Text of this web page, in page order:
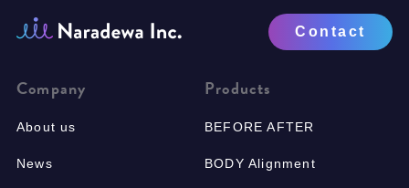
Contact
Company
About us
News
Products
BEFORE AFTER
BODY Alignment